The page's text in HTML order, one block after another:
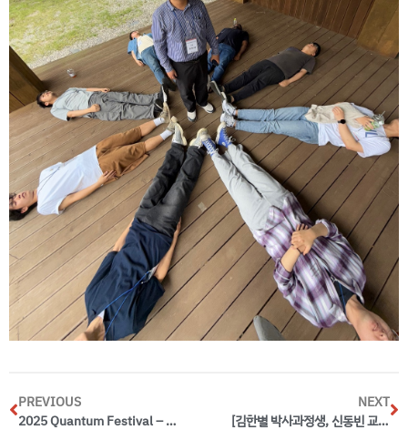
PREVIOUS
2025 Quantum Festival – Quantum Theory (2025.5.16.(금))
NEXT
[김한별 박사과정생, 신동빈 교수] 카고메 금속의 전하 밀도 파에 발 묶인 포논(Nature Communications)